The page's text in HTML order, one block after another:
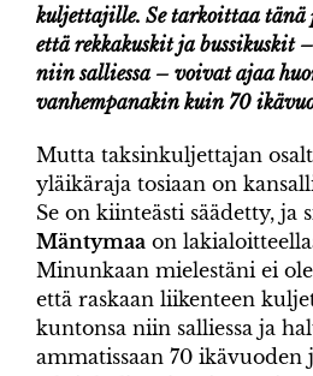
kuljettajille. Se tarkoittaa tänä
että rekkakuskit ja bussikuskit
niin salliessa – voivat ajaa
vanhempanakin kuin 70
Mutta taksinkuljettajan
yläikäraja tosiaan on
Se on kiinteästi säädetty, ja
Mäntymaa on
Minunkaan mielestäni ei
että raskaan liikenteen
kuntonsa niin salliessa ja
ammatissaan 70 ikävuoden